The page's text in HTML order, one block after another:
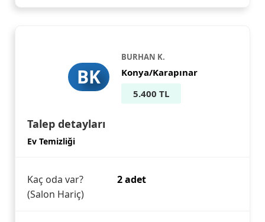
BK
BURHAN K.
Konya/Karapınar
5.400 TL
Talep detayları
Ev Temizliği
Kaç oda var?
(Salon Hariç)
2 adet